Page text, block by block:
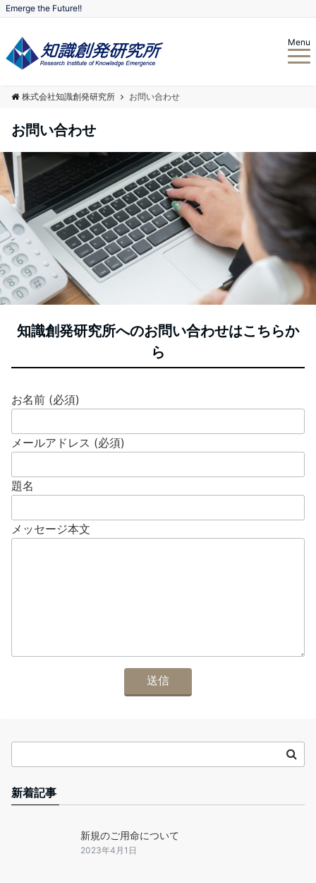
Emerge the Future!!
Menu
株式会社知識創発研究所 お問い合わせ
お問い合わせ
知識創発研究所へのお問い合わせはこちらか
ら
お名前 (必須)
メールアドレス (必須)
題名
メッセージ本文
新着記事
新規のご用命について
2023年4月1日